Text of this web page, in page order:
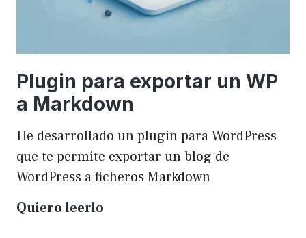
Plugin para exportar un WP
a Markdown
He desarrollado un plugin para WordPress
que te permite exportar un blog de
WordPress a ficheros Markdown
Quiero leerlo